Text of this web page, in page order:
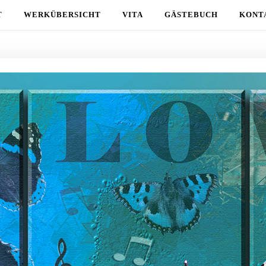
WERKÜBERSICHT VITA GÄSTEBUCH